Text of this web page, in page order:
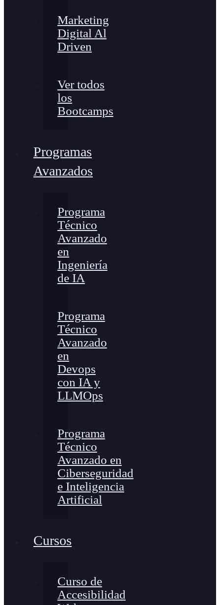
Marketing
Digital Al
Driven
Ver todos
los
Bootcamps
Programas
Avanzados
Programa
Técnico
Avanzado
en
Ingeniería
de IA
Programa
Técnico
Avanzado
en
Devops
con IA y
LLMOps
Programa
Técnico
Avanzado en
Ciberseguridad
e Inteligencia
Artificial
Cursos
Curso de
Accesibilidad